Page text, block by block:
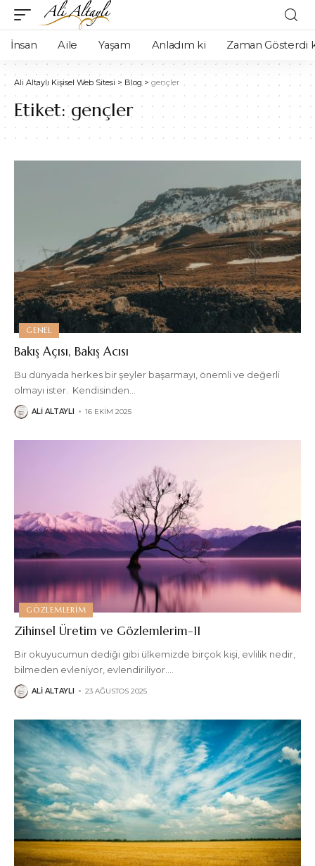
İnsan Aile Yaşam Anladım ki Zaman Gösterdi
Ali Altaylı Kişisel Web Sitesi > Blog> gençler
Etiket:gençler
GENEL
Bakış Açısı, Bakış Acısı
Bu dünyada herkes bir şeyler başarmayı, önemli ve değerli
olmayı ister. Kendisinden
ALI ALTAYLI 16 EKIM 2025
GÖZLEMLERIM
Zihinsel Üretim ve Gözlemlerim-11
Bir okuyucumun dediği gibi ülkemizde birçok kişi, evlilik nedir,
bilmeden evleniyor, evlendiriliyor.
ALI ALTAYLI 23 AĞUSTOS 2025